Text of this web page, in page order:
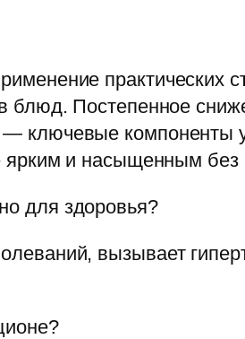
практических
Постепенное
ключевые компоненты
и насыщенным без
для здоровья?
вызывает